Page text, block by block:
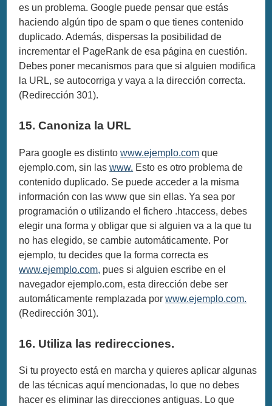
es un problema. Google puede pensar que estás
haciendo algún tipo de spam o que tienes contenido
duplicado. Además, dispersas la posibilidad de
incrementar el PageRank de esa página en cuestión.
Debes poner mecanismos para que si alguien modifica
la URL, se autocorriga y vaya a la dirección correcta.
(Redirección 301).
15. Canoniza la URL
Para google es distintowww.ejemplo.com que
ejemplo.com, sin laswww. Esto es otro problema de
contenido duplicado. Se puede acceder a la misma
información con las www que sin ellas. Ya sea por
programación o utilizando el fichero .htaccess, debes
elegir una forma y obligar que si alguien va a la que tu
no has elegido, se cambie automáticamente. Por
ejemplo, tu decides que la forma correcta es
www.ejemplo.com, pues si alguien escribe en el
navegador ejemplo.com, esta dirección debe ser
automáticamente remplazada porwww.ejemplo.com.
(Redirección 301).
16. Utiliza las redirecciones.
Si tu proyecto está en marcha y quieres aplicar algunas
de las técnicas aquí mencionadas, lo que no debes
hacer es eliminar las direcciones antiguas. Lo que